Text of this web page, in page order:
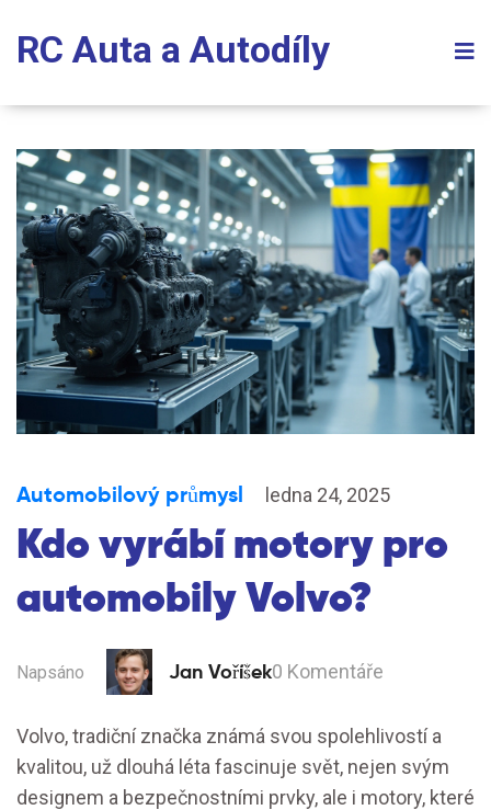
RC Auta a Autodíly
Automobilový průmysl ledna 24, 2025
Kdo vyrábí motory pro
automobily Volvo?
Napsáno Jan Voříšek0 Komentáře
Volvo, tradiční značka známá svou spolehlivostí a
kvalitou, už dlouhá léta fascinuje svět, nejen svým
designem a bezpečnostními prvky, ale i motory, které